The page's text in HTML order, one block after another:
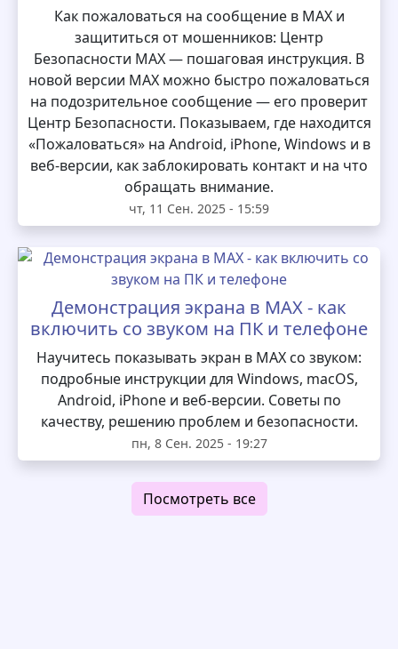
Как пожаловаться на сообщение в MAX и
защититься от мошенников: Центр
Безопасности MAX — пошаговая инструкция. В
новой версии MAX можно быстро пожаловаться
на подозрительное сообщение — его проверит
Центр Безопасности. Показываем, где находится
«Пожаловаться» на Android, iPhone, Windows и в
веб-версии, как заблокировать контакт и на что
обращать внимание.
чт, 11 Сен. 2025 - 15:59
Демонстрация экрана в MAX - как
включить со звуком на ПК и телефоне
Научитесь показывать экран в MAX со звуком:
подробные инструкции для Windows, macOS,
Android, iPhone и веб-версии. Советы по
качеству, решению проблем и безопасности.
пн, 8 Сен. 2025 - 19:27
Посмотреть все